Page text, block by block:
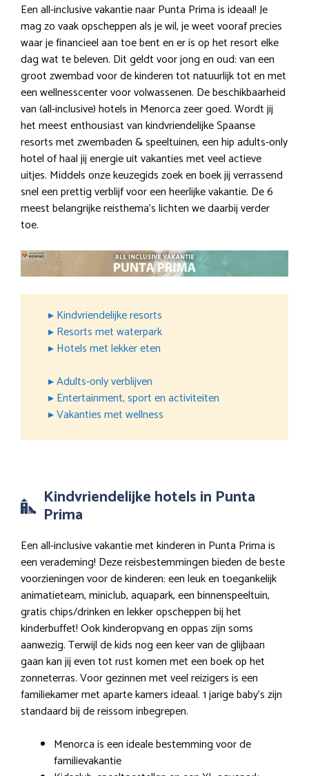
Een all-inclusive vakantie naar Punta Prima is ideaal! Je
mag zo vaak opscheppen als je wil, je weet vooraf precies
waar je financieel aan toe bent en er is op het resort elke
dag wat te beleven. Dit geldt voor jong en oud: van een
groot zwembad voor de kinderen tot natuurlijk tot en met
een wellnesscenter voor volwassenen. De beschikbaarheid
van (all-inclusive) hotels in Menorca zeer goed. Wordt jij
het meest enthousiast van kindvriendelijke Spaanse
resorts met zwembaden & speeltuinen, een hip adults-only
hotel of haal jij energie uit vakanties met veel actieve
uitjes. Middels onze keuzegids zoek en boek jij verrassend
snel een prettig verblijf voor een heerlijke vakantie. De 6
meest belangrijke reisthema’s lichten we daarbij verder
toe.
▸ Kindvriendelijke resorts
▸ Resorts met waterpark
▸ Hotels met lekker eten
▸ Adults-only verblijven
▸ Entertainment, sport en activiteiten
▸ Vakanties met wellness
Kindvriendelijke hotels in Punta
Prima
Een all-inclusive vakantie met kinderen in Punta Prima is
een verademing! Deze reisbestemmingen bieden de beste
voorzieningen voor de kinderen: een leuk en toegankelijk
animatieteam, miniclub, aquapark, een binnenspeeltuin,
gratis chips/drinken en lekker opscheppen bij het
kinderbuffet! Ook kinderopvang en oppas zijn soms
aanwezig. Terwijl de kids nog een keer van de glijbaan
gaan kan jij even tot rust komen met een boek op het
zonneterras. Voor gezinnen met veel reizigers is een
familiekamer met aparte kamers ideaal. 1 jarige baby’s zijn
standaard bij de reissom inbegrepen.
Menorca is een ideale bestemming voor de
familievakantie